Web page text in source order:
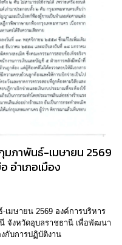
มภาพันธ์-เมษายน 2569
อำเภอเมือง
มษายน 2569 องค์การบริหาร
จังหวัดอุบลราชธานี เพื่อพัฒนา
กับการปฏิบัติงาน